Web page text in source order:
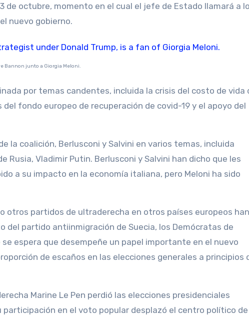
de octubre, momento en el cual el jefe de Estado llamará a
nuevo gobierno.
Bannon junto a Giorgia Meloni.
por temas candentes, incluida la crisis del costo de vida
fondo europeo de recuperación de covid-19 y el apoyo del
la coalición, Berlusconi y Salvini en varios temas, incluida
Rusia, Vladimir Putin. Berlusconi y Salvini han dicho que les
a su impacto en la economía italiana, pero Meloni ha sido
otros partidos de ultraderecha en otros países europeos han
del partido antiinmigración de Suecia, los Demócratas de
espera que desempeñe un papel importante en el nuevo
de escaños en las elecciones generales a principios
Marine Le Pen perdió las elecciones presidenciales
en el voto popular desplazó el centro político de